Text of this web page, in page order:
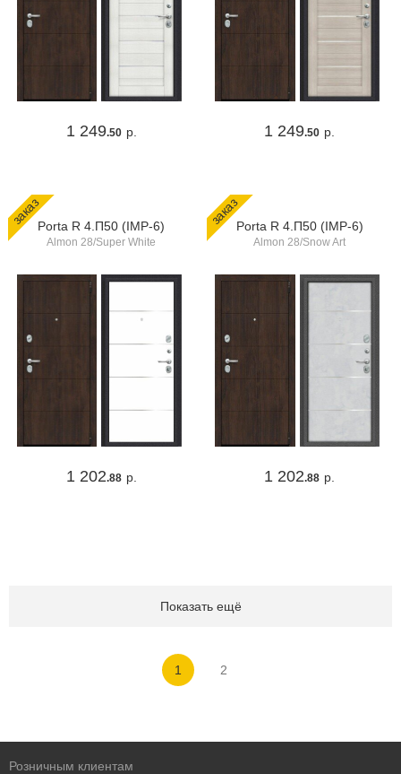
1 249.50 р. 1 249.50 р.
заказPorta R 4.П50 (IMP-6)
Almon 28/Super White
1 202.88 р.
заказPorta R 4.П50 (IMP-6)
Almon 28/Snow Art
1 202.88 р.
Показать ещё
1 2
Розничным клиентам